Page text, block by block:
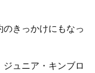
きっかけにもなっ
ュニア・キンブロ